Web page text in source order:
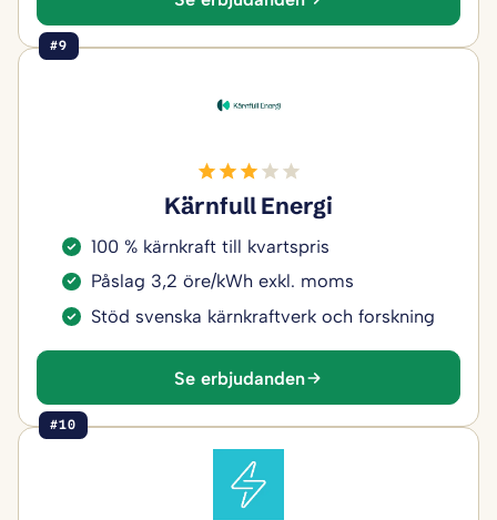
#9
Kärnfull Energi
100 % kärnkraft till kvartspris
Påslag 3,2 öre/kWh exkl. moms
Stöd svenska kärnkraftverk och forskning
Se erbjudanden
#10